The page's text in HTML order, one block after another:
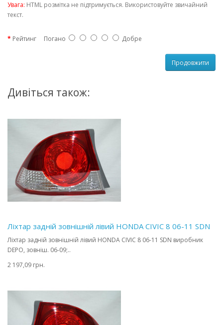
Увага: HTML розмітка не підтримується. Використовуйте звичайний
текст.
Рейтинг Погано Добре
Продовжити
Дивіться також:
Ліхтар задній зовнішній лівий HONDA CIVIC 8 06-11 SDN
Ліхтар задній зовнішній лівий HONDA CIVIC 8 06-11 SDN виробник
DEPO, зовніш. 06-09;..
2 197,09 грн.